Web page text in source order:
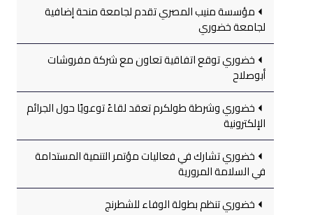
مؤسسة منيب المصري تقدم لجامعة منحة إضافية
لجامعة خضوري
خضوري توقع اتفاقية تعاون مع شركة مفروشات
أبوصلاح
خضوري وشرطة طولكرم تعقد لقاءً توعويًا حول الجرائم
الإلكترونية
خضوري تشارك في فعاليات مؤتمر التنمية المستدامة
في السلامة المرورية
خضوري تنظم بطولة الوفاء للشطرنج